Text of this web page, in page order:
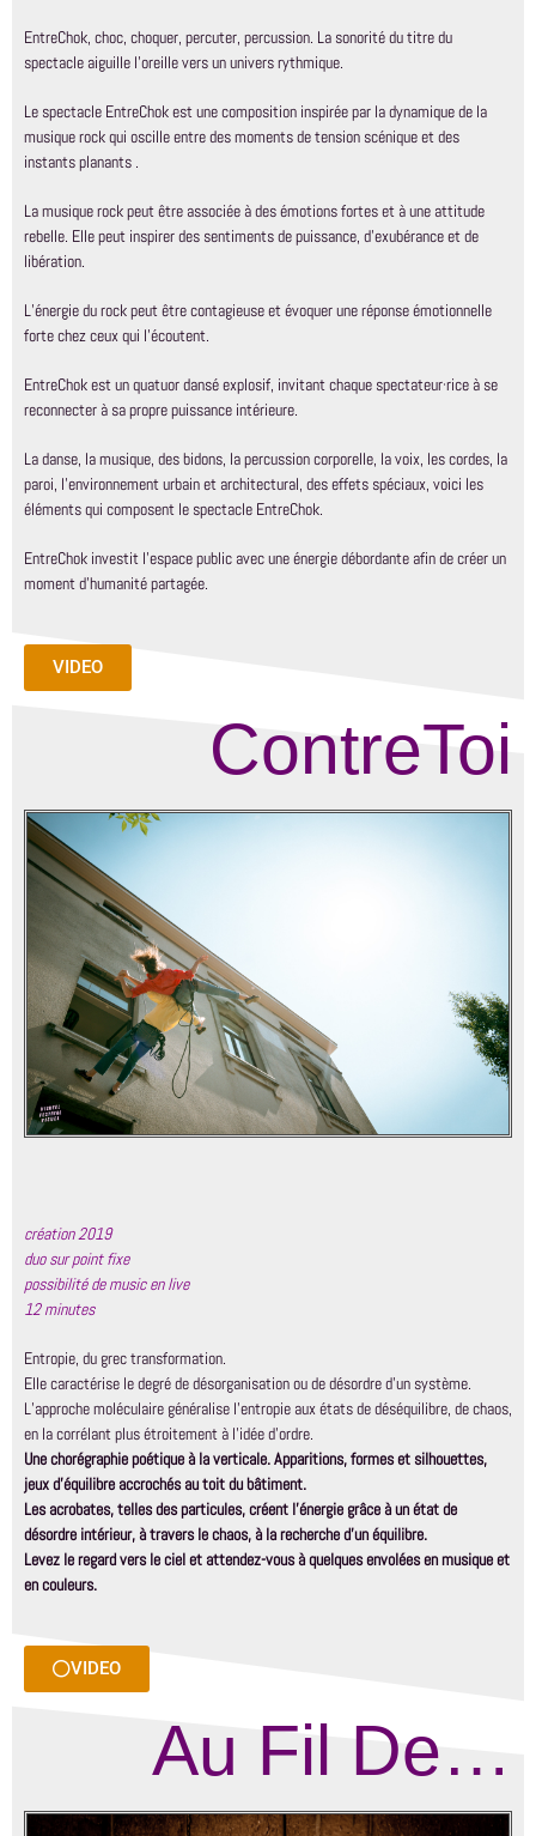
EntreChok, choc, choquer, percuter, percussion. La sonorité du titre du
spectacle aiguille l’oreille vers un univers rythmique.
Le spectacle EntreChok est une composition inspirée par la dynamique de la
musique rock qui oscille entre des moments de tension scénique et des
instants planants .
La musique rock peut être associée à des émotions fortes et à une attitude
rebelle. Elle peut inspirer des sentiments de puissance, d’exubérance et de
libération.
L’énergie du rock peut être contagieuse et évoquer une réponse émotionnelle
forte chez ceux qui l’écoutent.
EntreChok est un quatuor dansé explosif, invitant chaque spectateur·rice à se
reconnecter à sa propre puissance intérieure.
La danse, la musique, des bidons, la percussion corporelle, la voix, les cordes, la
paroi, l’environnement urbain et architectural, des effets spéciaux, voici les
éléments qui composent le spectacle EntreChok.
EntreChok investit l’espace public avec une énergie débordante afin de créer un
moment d’humanité partagée.
VIDEO
ContreToi
création 2019
duo sur point fixe
possibilité de music en live
12 minutes
Entropie, du grec transformation.
Elle caractérise le degré de désorganisation ou de désordre d’un système.
L’approche moléculaire généralise l’entropie aux états de déséquilibre, de chaos,
en la corrélant plus étroitement à l’idée d’ordre.
Une chorégraphie poétique à la verticale. Apparitions, formes et silhouettes,
jeux d’équilibre accrochés au toit du bâtiment.
Les acrobates, telles des particules, créent l’énergie grâce à un état de
désordre intérieur, à travers le chaos, à la recherche d’un équilibre.
Levez le regard vers le ciel et attendez-vous à quelques envolées en musique et
en couleurs.
VIDEO
Au Fil De…